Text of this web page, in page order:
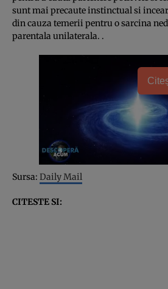
sunt mai precaute instinctual si
din cauza temerii pentru o sarcina
parentala unilaterala. .
Sursa: Daily Mail
CITESTE SI: